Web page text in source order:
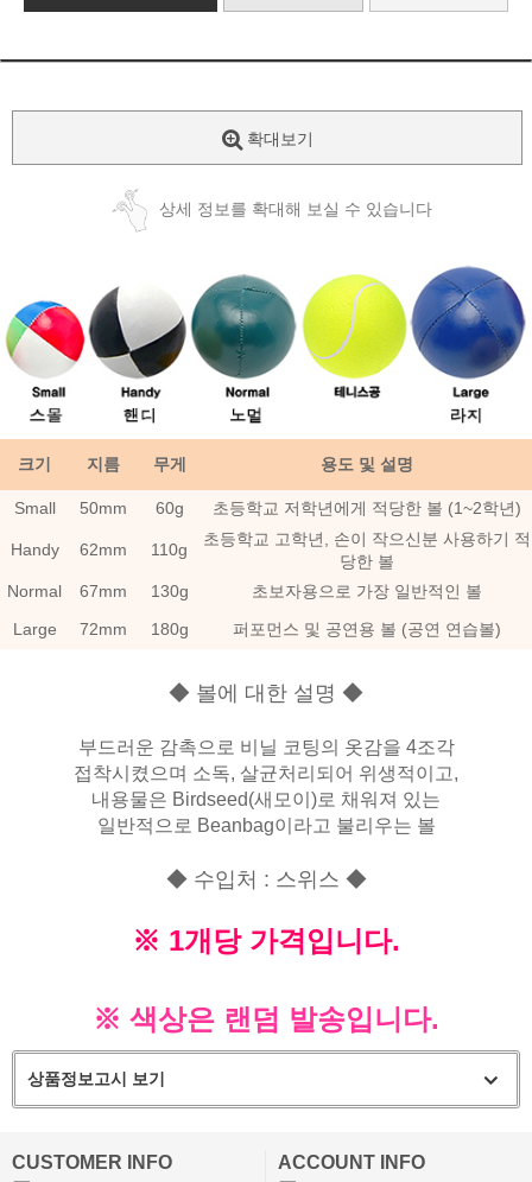
확대보기
상세 정보를 확대해 보실 수 있습니다
크기 지름 무게 용도 및 설명
Small 50mm 60g 초등학교 저학년에게 적당한 볼 (1~2학년)
Handy 62mm 110g
초등학교 고학년, 손이 작으신분 사용하기 적
당한 볼
Normal
67mm 130g
초보자용으로 가장 일반적인 볼
Large
72mm 180g 퍼포먼스 및 공연용 볼 (공연 연습볼)
◆ 볼에 대한 설명 ◆
부드러운 감촉으로 비닐 코팅의 옷감을 4조각
접착시켰으며 소독, 살균처리되어 위생적이고,
내용물은 Birdseed(새모이)로 채워져 있는
일반적으로 Beanbag이라고 불리우는 볼
◆ 수입처 : 스위스 ◆
※ 1개당 가격입니다.
※ 색상은 랜덤 발송입니다.
상품정보고시 보기
CUSTOMER INFO ACCOUNT INFO